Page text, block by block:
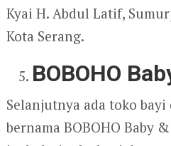
Kyai H. Abdul Latif,
Kota Serang.
BOBOHO
Selanjutnya ada toko bayi
bernama BOBOHO Baby